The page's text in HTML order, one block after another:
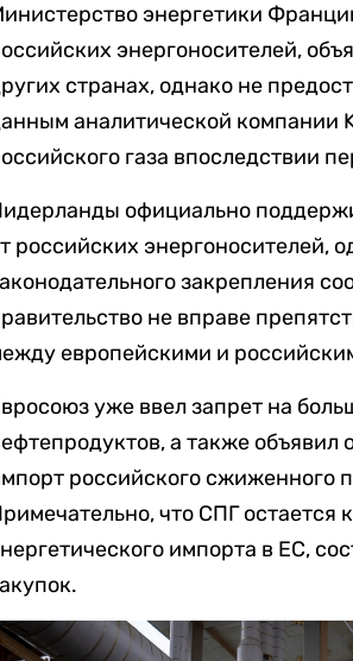
энергетики
энергоносителей,
странах, однако не
аналитической компании
газа впоследствии
официально
российских энергоносителей,
закрепления
не вправе
европейскими и
уже ввел запрет на
а также объявил
российского сжиженного
что СПГ остается
импорта в ЕС,